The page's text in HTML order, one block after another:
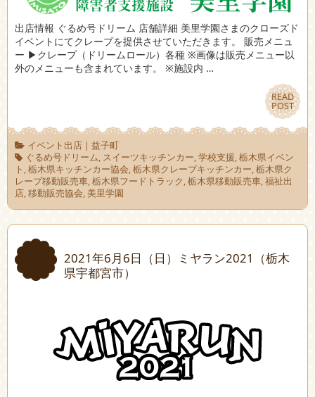
出店情報 ぐるめ号ドリーム 店舗詳細 美里学園さまのクローズド
イベントにてクレープを提供させていただきます。 販売メニュ
ー ▶クレープ（ドリームロール）各種 ※画像は販売メニュー以
外のメニューも含まれています。 ※施設内 …
READ
POST
READ
POST
イベント出店| 益子町
ぐるめ号ドリーム, スイーツキッチンカー,学校支援,栃木県イベン
ト ,栃木県キッチンカー協会,栃木県クレープキッチンカー,栃木県ク
レープ移動販売車,栃木県フードトラック,栃木県移動販売車,福祉出
店,移動販売協会, 美里学園
2021年6月6日（日）ミヤラン2021（栃木
県宇都宮市）